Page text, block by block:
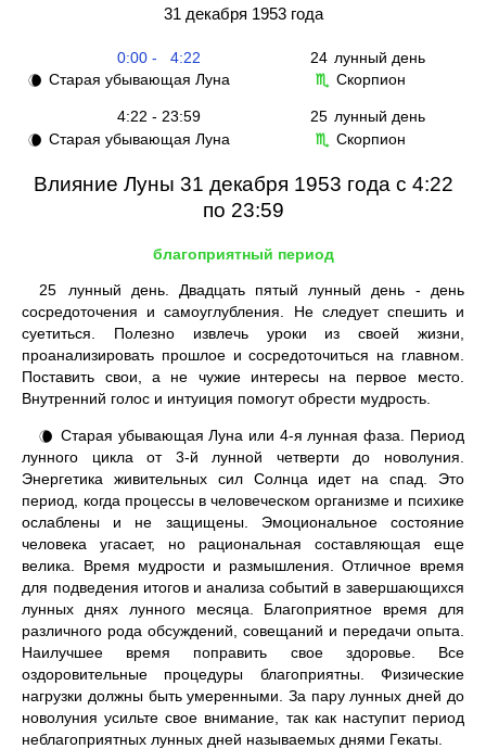
31 декабря 1953 года
0:00 - 4:22 24 лунный день
🌘 Старая убывающая Луна ♏ Скорпион
4:22 - 23:59 25 лунный день
🌘 Старая убывающая Луна ♏ Скорпион
Влияние Луны 31 декабря 1953 года с 4:22
по 23:59
благоприятный период
25
лунный день. Двадцать пятый лунный день - день
сосредоточения и самоуглубления. Не следует спешить и
суетиться. Полезно извлечь уроки из своей жизни,
проанализировать прошлое и сосредоточиться на главном.
Поставить свои, а не чужие интересы на первое место.
Внутренний голос и интуиция помогут обрести мудрость.
🌘 Старая убывающая Луна или 4-я лунная фаза. Период
лунного цикла от 3-й лунной четверти до новолуния.
Энергетика живительных сил Солнца идет на спад. Это
период, когда процессы в человеческом организме и психике
ослаблены и не защищены. Эмоциональное состояние
человека угасает, но рациональная составляющая еще
велика. Время мудрости и размышления. Отличное время
для подведения итогов и анализа событий в завершающихся
лунных днях лунного месяца. Благоприятное время для
различного рода обсуждений, совещаний и передачи опыта.
Наилучшее время поправить свое здоровье. Все
оздоровительные процедуры благоприятны. Физические
нагрузки должны быть умеренными. За пару лунных дней до
новолуния усильте свое внимание, так как наступит период
неблагоприятных лунных дней называемых днями Гекаты.